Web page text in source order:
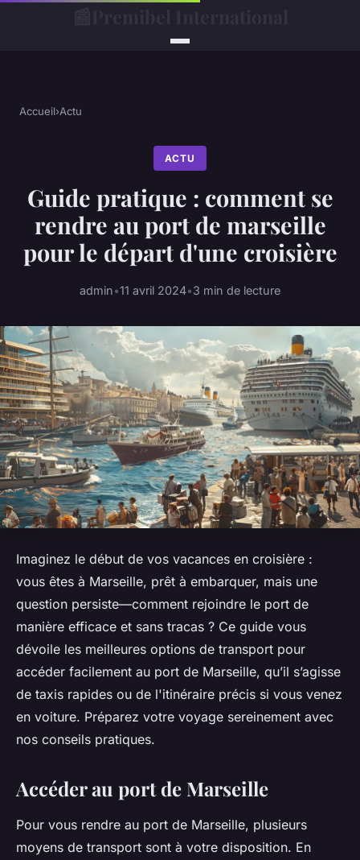
Accueil›Actu
ACTU
Guide pratique : comment se
rendre au port de marseille
pour le départ d'une croisière
admin•11 avril 2024•3 min de lecture
Imaginez le début de vos vacances en croisière :
vous êtes à Marseille, prêt à embarquer, mais une
question persiste—comment rejoindre le port de
manière efficace et sans tracas ? Ce guide vous
dévoile les meilleures options de transport pour
accéder facilement au port de Marseille, qu’il s’agisse
de taxis rapides ou de l'itinéraire précis si vous venez
en voiture. Préparez votre voyage sereinement avec
nos conseils pratiques.
Accéder au port de Marseille
Pour vous rendre au port de Marseille, plusieurs
moyens de transport sont à votre disposition. En